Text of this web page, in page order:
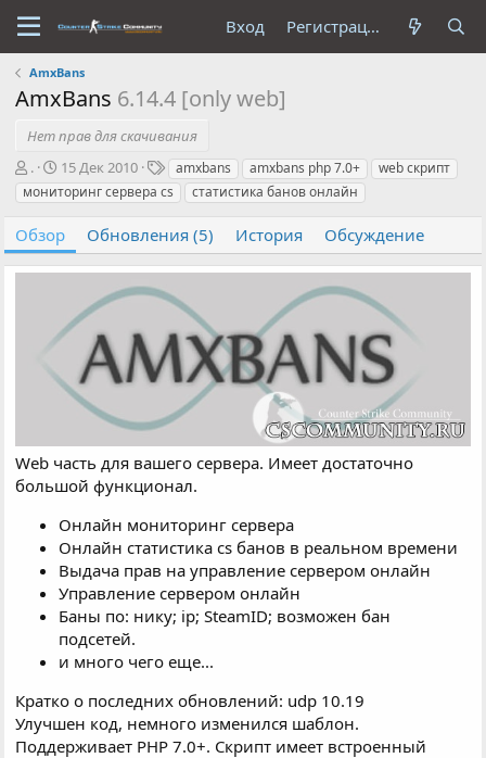
Вход Регистрация
AmxBans
AmxBans 6.14.4 [only web]
Нет прав для скачивания
А
в
т
о
р
.
Д
а
т
с
о
а
н
я
15 Дек 2010
Т
е
г
amxbans amxbans php 7.0+
web скрипт
мониторинг сервера cs
статистика банов онлайн
Обзор Обновления (5) История Обсуждение
Web часть для вашего сервера. Имеет достаточно
большой функционал.
Онлайн мониторинг сервера
Онлайн статистика cs банов в реальном времени
Выдача прав на управление сервером онлайн
Управление сервером онлайн
Баны по: нику; ip; SteamID; возможен бан
подсетей.
и много чего еще...
Кратко о последних обновлений: udp 10.19
Улучшен код, немного изменился шаблон.
Поддерживает PHP 7.0+. Скрипт имеет встроенный